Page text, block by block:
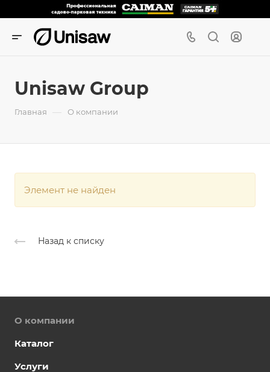
Unisaw Group
Главная — О компании
Элемент не найден
Назад к списку
О компании
Каталог
Услуги